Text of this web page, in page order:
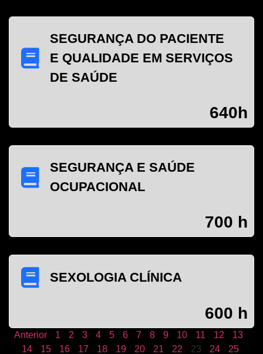
SEGURANÇA DO PACIENTE
E QUALIDADE EM SERVIÇOS
DE SAÚDE
640h
SEGURANÇA E SAÚDE
OCUPACIONAL
700 h
SEXOLOGIA CLÍNICA
600 h
Anterior 1 2 3 4 5 6 7 8 9 10 11 12
13
14
15 16 17 18 19 20 21 22 23 24
25